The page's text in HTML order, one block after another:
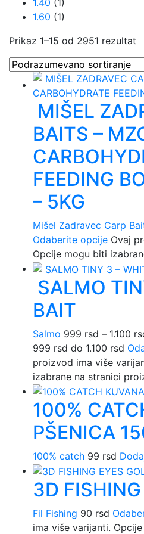
1.60 (1)
Prikaz 1–15 od 2951 rezultat
MIŠEL
BAITS –
FEEDING
– 5KG
Mišel Zadravec Carp
Odaberite opcije Ovaj
Opcije mogu biti
SALMO
BAIT
Salmo 999 rsd – 1.100
999 rsd do 1.100 rsd
proizvod ima više
izabrane na stranici
100%
PŠENICA
100% catch 99 rsd
3D
Fil Fishing 90 rsd
ima više varijanti.